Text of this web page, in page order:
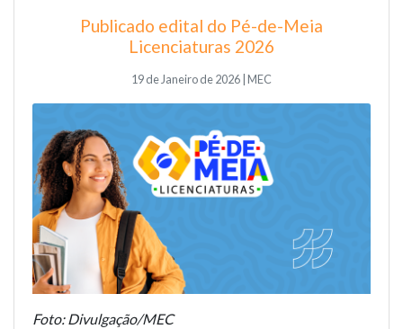
Publicado edital do Pé-de-Meia
Licenciaturas 2026
19 de Janeiro de 2026 | MEC
Foto: Divulgação/MEC